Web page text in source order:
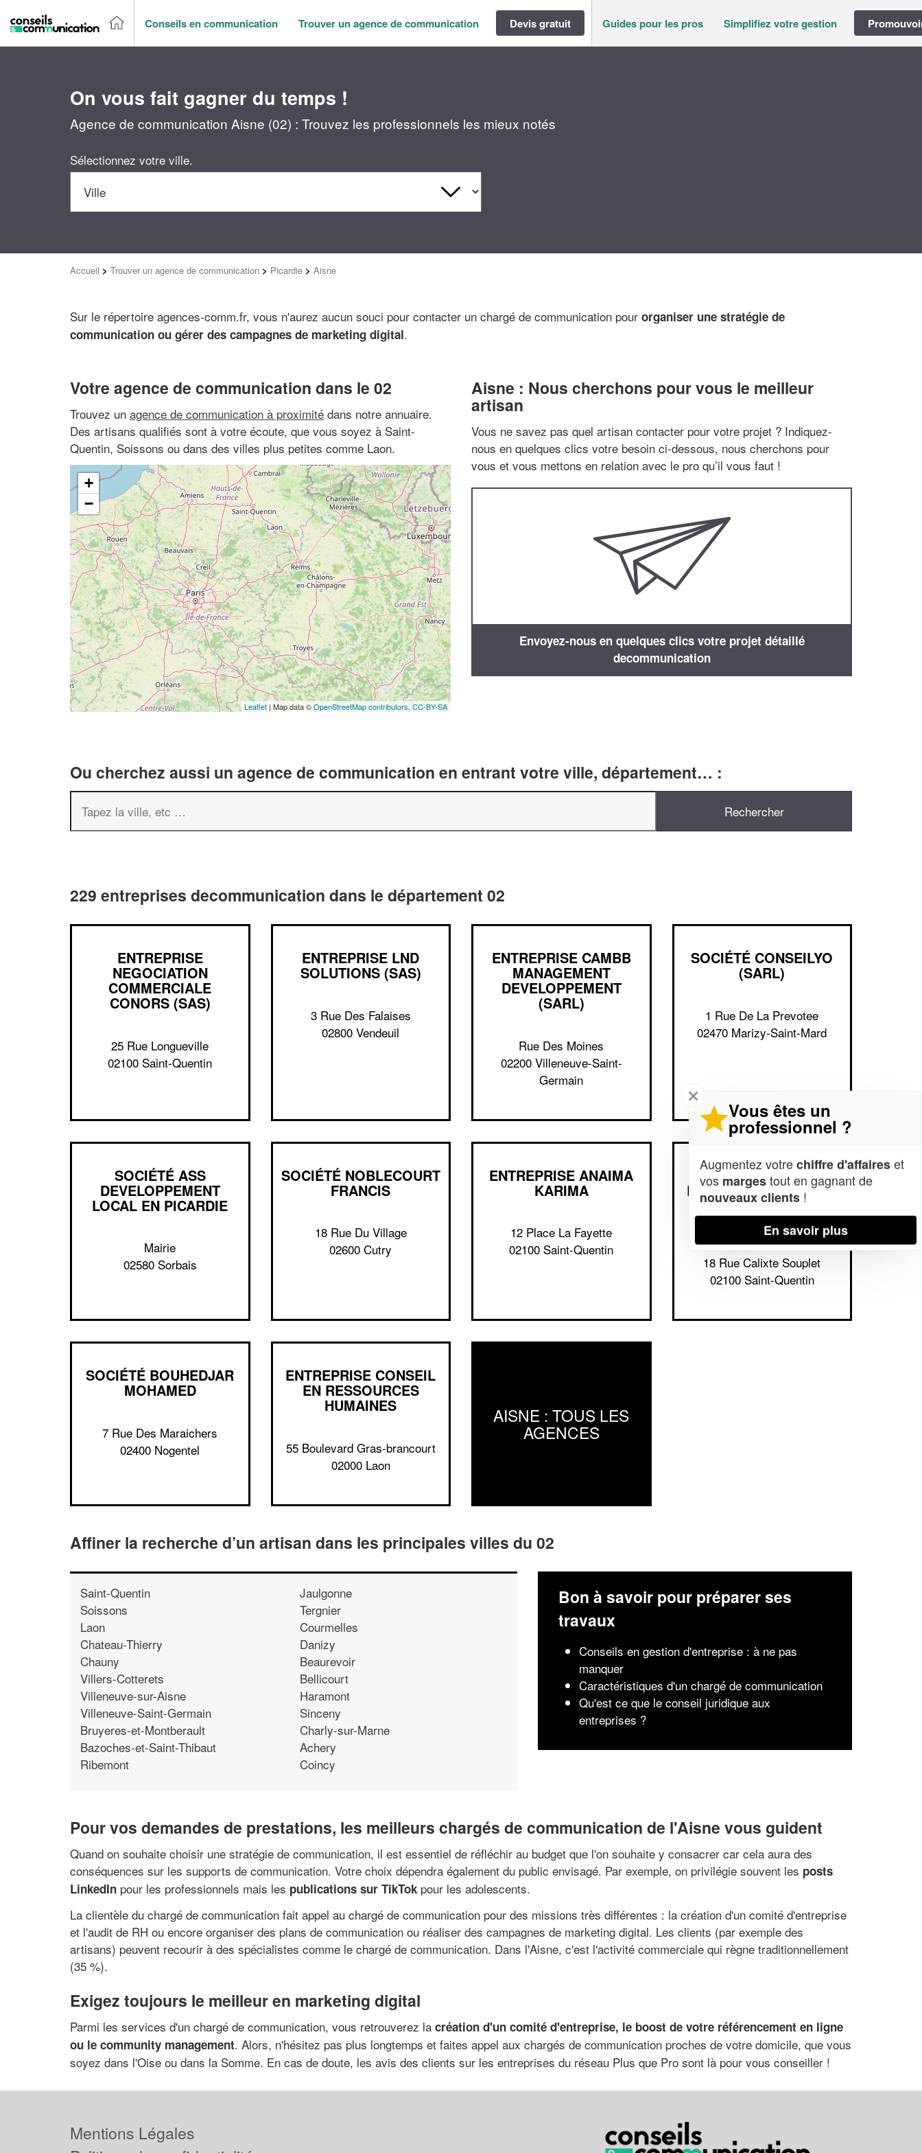
Conseils en communication Trouver un agence de communication Devis gratuit Guides pour les pros Simplifiez votre gestion
On vous fait gagner du temps !
Agence de communication Aisne (02) : Trouvez les professionnels les mieux notés
Sélectionnez votre ville.
Accueil > Trouver un agence de communication > Picardie > Aisne
Sur le répertoire agences-comm.fr, vous n'aurez aucun souci pour contacter un chargé de communication pour organiser une stratégie de
communication ou gérer des campagnes de marketing digital.
Votre agence de communication dans le 02
Trouvez un agence de communication à proximité dans notre annuaire.
Des artisans qualifiés sont à votre écoute, que vous soyez à Saint-
Quentin, Soissons ou dans des villes plus petites comme Laon.
+
−
Leaflet | Map data ©OpenStreetMap contributors, CC-BY-SA
Aisne : Nous cherchons pour vous le meilleur
artisan
Vous ne savez pas quel artisan contacter pour votre projet ? Indiquez-
nous en quelques clics votre besoin ci-dessous, nous cherchons pour
vous et vous mettons en relation avec le pro qu’il vous faut !
Envoyez-nous en quelques clics votre projet détaillé
decommunication
Ou cherchez aussi un agence de communication en entrant votre ville, département… :
229 entreprises decommunication dans le département 02
ENTREPRISE
NEGOCIATION
COMMERCIALE
CONORS (SAS)
25 Rue Longueville
02100 Saint-Quentin
ENTREPRISE LND
SOLUTIONS (SAS)
3 Rue Des Falaises
02800 Vendeuil
ENTREPRISE CAMBB
MANAGEMENT
DEVELOPPEMENT
(SARL)
Rue Des Moines
02200 Villeneuve-Saint-
Germain
SOCIÉTÉ CONSEILYO
(SARL)
1 Rue De La Prevotee
02470 Marizy-Saint-Mard
SOCIÉTÉ ASS
DEVELOPPEMENT
LOCAL EN PICARDIE
Mairie
02580 Sorbais
SOCIÉTÉ NOBLECOURT
FRANCIS
18 Rue Du Village
02600 Cutry
ENTREPRISE ANAIMA
KARIMA
12 Place La Fayette
02100 Saint-Quentin
SOCIÉTÉ BERNARD
RITOURET INITIATIVES
INFORMATIQUES
CONSEILS (SAS)
18 Rue Calixte Souplet
02100 Saint-Quentin
SOCIÉTÉ BOUHEDJAR
MOHAMED
7 Rue Des Maraichers
02400 Nogentel
ENTREPRISE CONSEIL
EN RESSOURCES
HUMAINES
55 Boulevard Gras-brancourt
02000 Laon
AISNE : TOUS LES
AGENCES
Affiner la recherche d’un artisan dans les principales villes du 02
Saint-Quentin
Soissons
Laon
Chateau-Thierry
Chauny
Villers-Cotterets
Villeneuve-sur-Aisne
Villeneuve-Saint-Germain
Bruyeres-et-Montberault
Bazoches-et-Saint-Thibaut
Ribemont
Jaulgonne
Tergnier
Courmelles
Danizy
Beaurevoir
Bellicourt
Haramont
Sinceny
Charly-sur-Marne
Achery
Coincy
Bon à savoir pour préparer ses
travaux
Conseils en gestion d'entreprise : à ne pas
manquer
Caractéristiques d'un chargé de communication
Qu'est ce que le conseil juridique aux
entreprises ?
Pour vos demandes de prestations, les meilleurs chargés de communication de l'Aisne vous guident
Quand on souhaite choisir une stratégie de communication, il est essentiel de réfléchir au budget que l'on souhaite y consacrer car cela aura des
conséquences sur les supports de communication. Votre choix dépendra également du public envisagé. Par exemple, on privilégie souvent les posts
LinkedIn pour les professionnels mais les publications sur TikTok pour les adolescents.
La clientèle du chargé de communication fait appel au chargé de communication pour des missions très différentes : la création d'un comité d'entreprise
et l'audit de RH ou encore organiser des plans de communication ou réaliser des campagnes de marketing digital. Les clients (par exemple des
artisans) peuvent recourir à des spécialistes comme le chargé de communication. Dans l'Aisne, c'est l'activité commerciale qui règne traditionnellement
(35 %).
Exigez toujours le meilleur en marketing digital
Parmi les services d'un chargé de communication, vous retrouverez la création d'un comité d'entreprise, le boost de votre référencement en ligne
ou le community management. Alors, n'hésitez pas plus longtemps et faites appel aux chargés de communication proches de votre domicile, que vous
soyez dans l'Oise ou dans la Somme. En cas de doute, les avis des clients sur les entreprises du réseau Plus que Pro sont là pour vous conseiller !
✕
Vous êtes un
professionnel ?
Augmentez votrechiffre d'affaireset
vos margestout en gagnant de
nouveaux clients !
En savoir plus
Mentions Légales